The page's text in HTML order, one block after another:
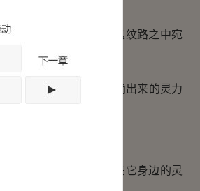
精纯无比的灵力在这纹路之中宛
这圣灵符中源源不断涌出来的灵力
什么还没发现守护在它身边的灵